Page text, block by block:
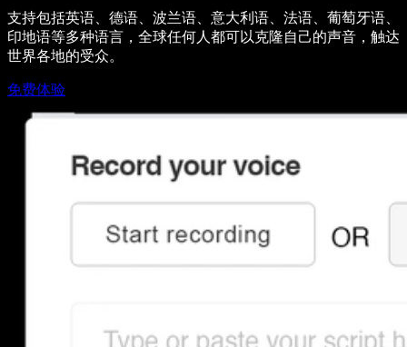
支持包括英语、德语、波兰语、意大利语、法语、葡萄牙语、
印地语等多种语言，全球任何人都可以克隆自己的声音，触达
世界各地的受众。
免费体验